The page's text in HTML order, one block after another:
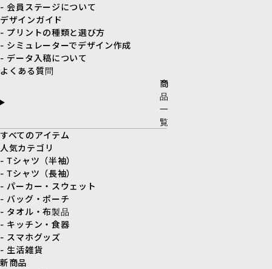
- 会員ステージについて
デザインガイド
- プリントの種類と選び方
- シミュレーターでデザイン作成
- データ入稿について
よくある質問
商
品
一
覧
すべてのアイテム
人気カテゴリ
- Tシャツ（半袖）
- Tシャツ（長袖）
- パーカー・スウェット
- バッグ・ポーチ
- タオル・布製品
- キッチン・食器
- スマホグッズ
- 生活雑貨
新商品